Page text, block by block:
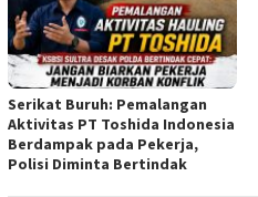
Serikat Buruh: Pemalangan
Aktivitas PT Toshida Indonesia
Berdampak pada Pekerja,
Polisi Diminta Bertindak